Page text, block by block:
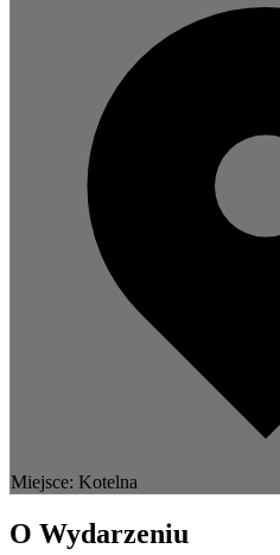
Miejsce: Kotelna
O Wydarzeniu